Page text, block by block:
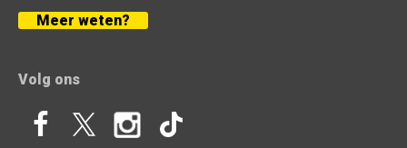
Meer weten?
Volg ons